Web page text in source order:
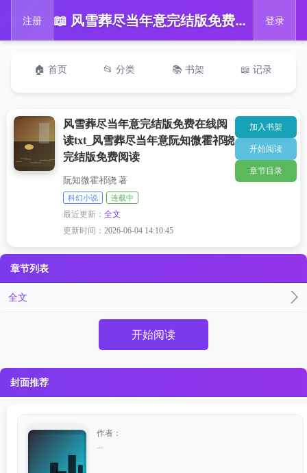
注册 📖 风雪葬尽当年意完结版免费在线阅读txt_风雪葬尽当年意阮知微霍祁骁完结版免费阅读 登录
🏠 首页 📂 分类 📚 书架 📖 记录
风雪葬尽当年意完结版免费在线阅
读txt_风雪葬尽当年意阮知微霍祁骁
完结版免费阅读
阮知微霍祁骁 著
科幻小说 连载中
最近更新：全文
更新时间：2026-06-04 14:10:45
加入书架
开始阅读
章节目录
章节列表
全文
开始阅读
封面推荐
作者：